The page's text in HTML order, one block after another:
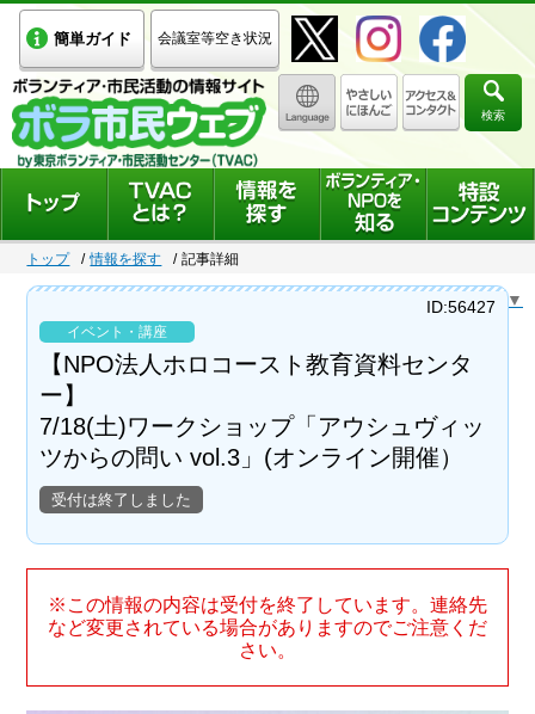
簡単ガイド 会議室等空き状況
検索
トップ 情報を探す 記事詳細
Select Language ▼
イベント・講座
【NPO法人ホロコースト教育資料センタ
ー】
7/18(土)ワークショップ「アウシュヴィッ
ツからの問い vol.3」(オンライン開催）
受付は終了しました
ID:56427
※この情報の内容は受付を終了しています。連絡先
など変更されている場合がありますのでご注意くだ
さい。